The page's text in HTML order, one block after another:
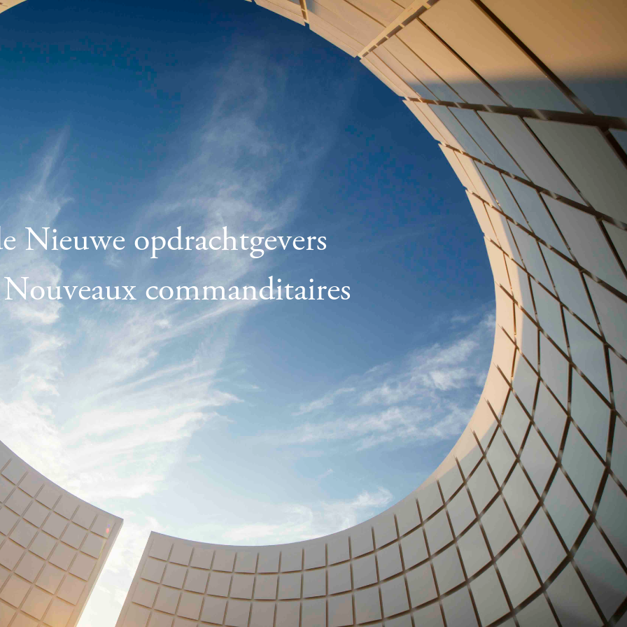
Nieuwe opdrachtgevers
commanditaires